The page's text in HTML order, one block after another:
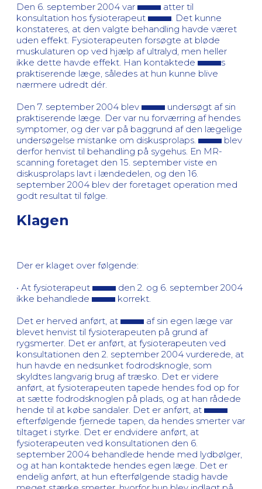
Den 6. september 2004 var
atter til
konsultation hos fysioterapeut
. Det kunne
konstateres, at den valgte behandling havde været
uden effekt. Fysioterapeuten forsøgte at bløde
muskulaturen op ved hjælp af ultralyd, men heller
ikke dette havde effekt. Han kontaktede
s
praktiserende læge, således at hun kunne blive
nærmere udredt dér.
Den 7. september 2004 blev
undersøgt af sin
praktiserende læge. Der var nu forværring af hendes
symptomer, og der var på baggrund af den lægelige
undersøgelse mistanke om diskusprolaps.
blev
derfor henvist til behandling på sygehus. En MR-
scanning foretaget den 15. september viste en
diskusprolaps lavt i lændedelen, og den 16.
september 2004 blev der foretaget operation med
godt resultat til følge.
Klagen
Der er klaget over følgende:
• At fysioterapeut
den 2. og 6. september 2004
ikke behandlede
korrekt.
Det er herved anført, at
af sin egen læge var
blevet henvist til fysioterapeuten på grund af
rygsmerter. Det er anført, at fysioterapeuten ved
konsultationen den 2. september 2004 vurderede, at
hun havde en nedsunket fodrodsknogle, som
skyldtes langvarig brug af træsko. Det er videre
anført, at fysioterapeuten tapede hendes fod op for
at sætte fodrodsknoglen på plads, og at han rådede
hende til at købe sandaler. Det er anført, at
efterfølgende fjernede tapen, da hendes smerter var
tiltaget i styrke. Det er endvidere anført, at
fysioterapeuten ved konsultationen den 6.
september 2004 behandlede hende med lydbølger,
og at han kontaktede hendes egen læge. Det er
endelig anført, at hun efterfølgende stadig havde